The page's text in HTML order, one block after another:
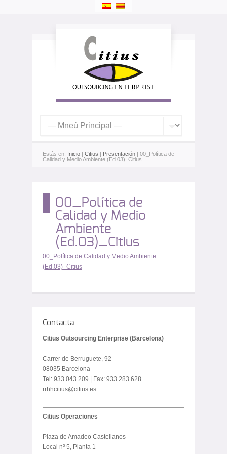
Estás en: Inicio | Citius | Presentación | 00_Política de
Calidad y Medio Ambiente (Ed.03)_Citius
00_Política de
Calidad y Medio
Ambiente
(Ed.03)_Citius
00_Política de Calidad y Medio Ambiente
(Ed.03)_Citius
Contacta
Citius Outsourcing Enterprise (Barcelona)
Carrer de Berruguete, 92
08035 Barcelona
Tel: 933 043 209 | Fax: 933 283 628
rrhhcitius@citius.es
Citius Operaciones
Plaza de Amadeo Castellanos
Local nº 5, Planta 1